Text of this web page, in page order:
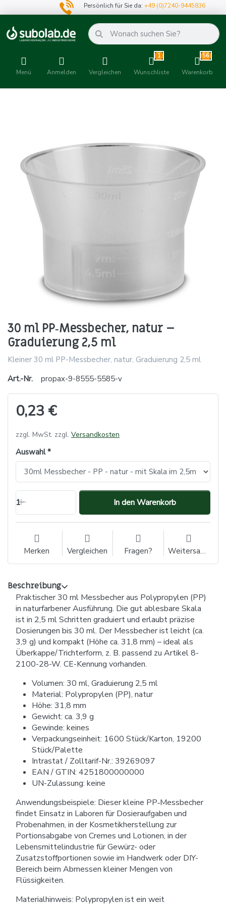
Persönlich für Sie da:+49 (0)7240-9445836
Menü Anmelden Vergleichen
1
Wunschliste
56
Warenkorb
30 ml PP‑Messbecher, natur –
Graduierung 2,5 ml
Kleiner 30 ml PP-Messbecher, natur, Graduierung 2,5 ml
Art.-Nr.
propax-9-8555-5585-v
0,23 €
zzgl. MwSt. zzgl. Versandkosten
Auswahl
1 In den Warenkorb
Merken Vergleichen Fragen? Weitersagen
Beschreibung
Praktischer 30 ml Messbecher aus Polypropylen (PP)
in naturfarbener Ausführung. Die gut ablesbare Skala
ist in 2,5 ml Schritten graduiert und erlaubt präzise
Dosierungen bis 30 ml. Der Messbecher ist leicht (ca.
3,9 g) und kompakt (Höhe ca. 31,8 mm) – ideal als
Überkappe/Trichterform, z. B. passend zu Artikel 8-
2100-28-W. CE-Kennung vorhanden.
Volumen: 30 ml, Graduierung 2,5 ml
Material: Polypropylen (PP), natur
Höhe: 31,8 mm
Gewicht: ca. 3,9 g
Gewinde: keines
Verpackungseinheit: 1600 Stück/Karton, 19200
Stück/Palette
Intrastat / Zolltarif-Nr.: 39269097
EAN / GTIN: 4251800000000
UN-Zulassung: keine
Anwendungsbeispiele: Dieser kleine PP‑Messbecher
findet Einsatz in Laboren für Dosieraufgaben und
Probenahmen, in der Kosmetikherstellung zur
Portionsabgabe von Cremes und Lotionen, in der
Lebensmittelindustrie für Gewürz- oder
Zusatzstoffportionen sowie im Handwerk oder DIY-
Bereich beim Abmessen kleiner Mengen von
Flüssigkeiten.
Materialhinweis: Polypropylen ist ein weit